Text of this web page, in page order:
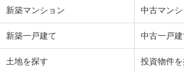
富山県富山市中島２
新築マンション 中古マン
新築一戸建て 中古一戸建
土地を探す 投資物件